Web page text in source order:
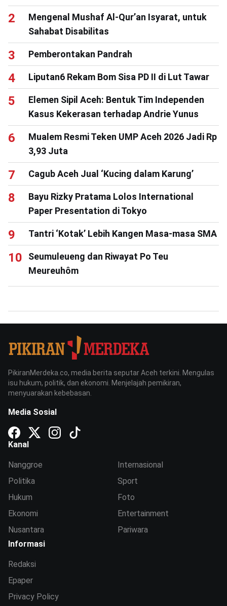
Mengenal Mushaf Al-Qur’an Isyarat, untuk
Sahabat Disabilitas
Pemberontakan Pandrah
Liputan6 Rekam Bom Sisa PD II di Lut Tawar
Elemen Sipil Aceh: Bentuk Tim Independen
Kasus Kekerasan terhadap Andrie Yunus
Mualem Resmi Teken UMP Aceh 2026 Jadi Rp
3,93 Juta
Cagub Aceh Jual ‘Kucing dalam Karung’
Bayu Rizky Pratama Lolos International
Paper Presentation di Tokyo
Tantri ‘Kotak’ Lebih Kangen Masa-masa SMA
Seumuleueng dan Riwayat Po Teu
Meureuhôm
PikiranMerdeka.co, media berita seputar Aceh terkini. Mengulas
isu hukum, politik, dan ekonomi. Menjelajah pemikiran,
menyuarakan kebebasan.
Media Sosial
Kanal
Nanggroe
Politika
Hukum
Ekonomi
Nusantara
Internasional
Sport
Foto
Entertainment
Pariwara
Informasi
Redaksi
Epaper
Privacy Policy